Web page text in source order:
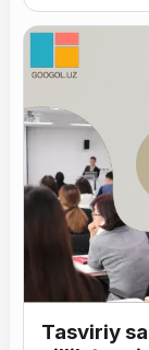
Tasviriy